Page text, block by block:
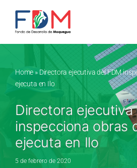
Search for:
Inicio
Nosotros
Proyectos
Home » Directora ejecutiva del FDM
ejecuta en Ilo
Directora ejecutiva
inspecciona obras
ejecuta en Ilo
5 de febrero de 2020